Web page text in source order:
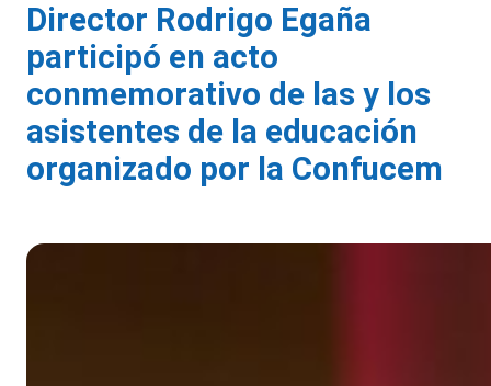
Director Rodrigo Egaña
participó en acto
conmemorativo de las y los
asistentes de la educación
organizado por la Confucem